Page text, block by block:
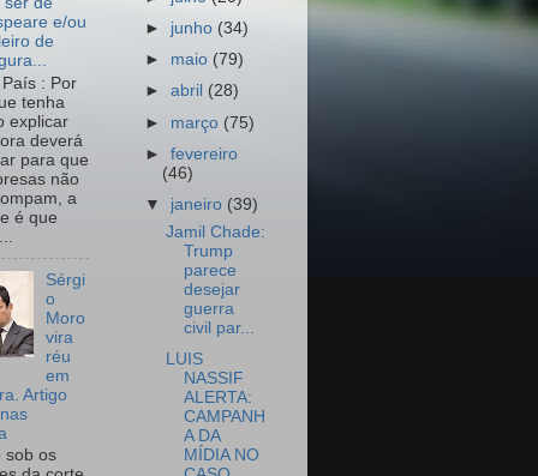
e/ou
de
: Por
tenha
explicar
deverá
para que
não
a
é que
Sérgi
o
Moro
vira
réu
em
Artigo
sob os
► junho (34)
► maio (79)
►abril (28)
► março (75)
►fevereiro
(46)
▼ janeiro (39)
Jamil Chade:
Trump
parece
desejar
guerra
civil par...
LUIS
NASSIF
ALERTA:
CAMPANH
A DA
MÍDIA NO